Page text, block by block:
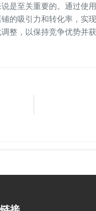
是至关重要的。通过使
的吸引力和转化率，实
整，以保持竞争优势并获